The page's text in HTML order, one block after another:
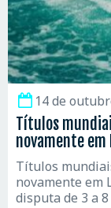
14 de
Títulos
novamente em
Títulos
novamente em
disputa de 3 a 8